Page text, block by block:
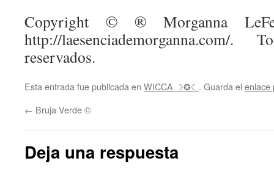
Copyright © ® Morganna
http://laesenciademorganna.com/
reservados.
Esta entrada fue publicada en WICCA ☽✪☾ . Guarda el enlace
← Bruja Verde ©
Deja una respuesta